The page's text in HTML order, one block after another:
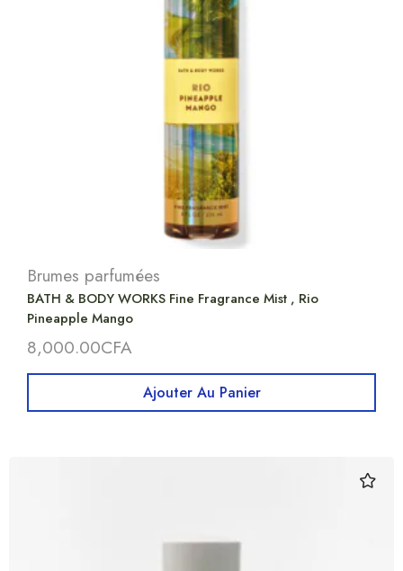
Brumes parfumées
BATH & BODY WORKS Fine Fragrance Mist , Rio
Pineapple Mango
8,000.00CFA
Ajouter Au Panier